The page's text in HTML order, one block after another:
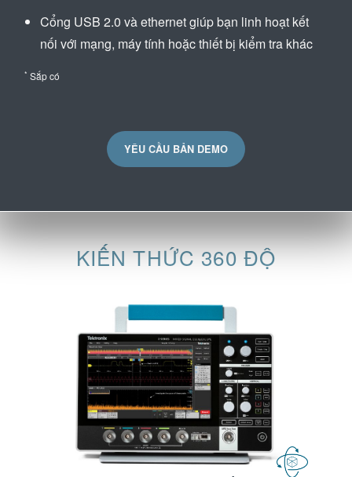
Cổng USB 2.0 và ethernet giúp bạn linh hoạt kết
nối với mạng, máy tính hoặc thiết bị kiểm tra khác
* Sắp có
YÊU CẦU BẢN DEMO
KIẾN THỨC 360 ĐỘ